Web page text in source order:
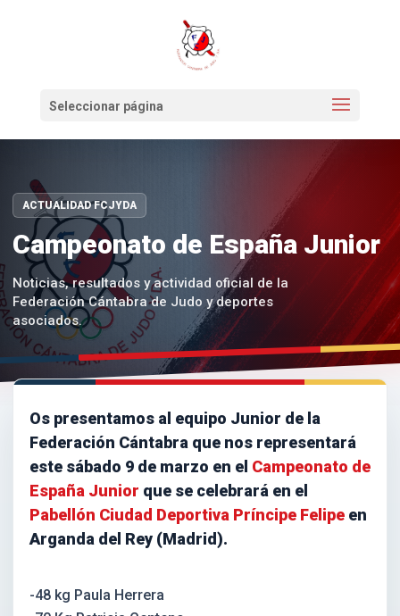
Seleccionar página
ACTUALIDAD FCJYDA
Campeonato de España Junior
Noticias, resultados y actividad oficial de la
Federación Cántabra de Judo y deportes
asociados.
Os presentamos al equipo Junior de la
Federación Cántabra que nos representará
este sábado 9 de marzo en el Campeonato de
España Junior que se celebrará en el
Pabellón Ciudad Deportiva Príncipe Felipe en
Arganda del Rey (Madrid).
-48 kg Paula Herrera